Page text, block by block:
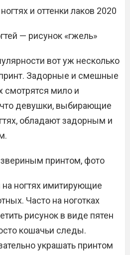
и оттенки лаков 2020
— рисунок «гжель»
вот уж несколько
Задорные и смешные
мило и
что девушки, выбирающие
обладают задорным и
звериным принтом, фото
ногтях имитирующие
Часто на ноготках
рисунок в виде пятен
кошачьи следы.
украшать принтом